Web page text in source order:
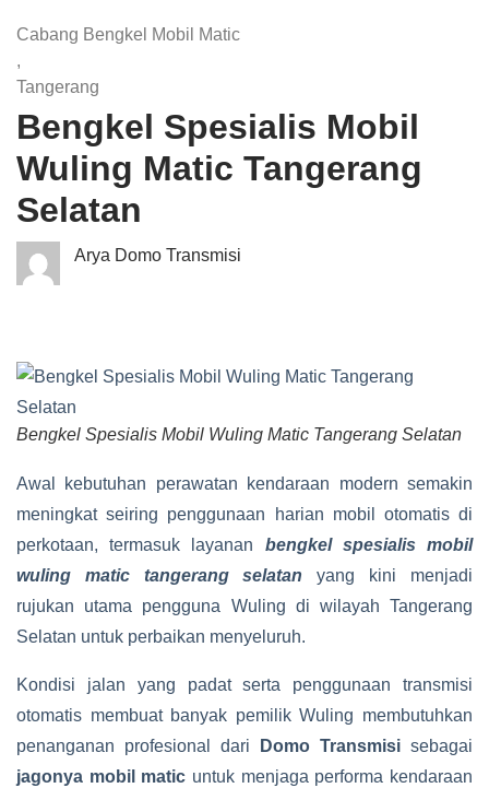
Cabang Bengkel Mobil Matic
,
Tangerang
Bengkel Spesialis Mobil
Wuling Matic Tangerang
Selatan
Arya Domo Transmisi
Bengkel Spesialis Mobil Wuling Matic Tangerang Selatan
Awal kebutuhan perawatan kendaraan modern semakin
meningkat seiring penggunaan harian mobil otomatis di
perkotaan, termasuk layanan bengkel spesialis mobil
wuling matic tangerang selatan yang kini menjadi
rujukan utama pengguna Wuling di wilayah Tangerang
Selatan untuk perbaikan menyeluruh.
Kondisi jalan yang padat serta penggunaan transmisi
otomatis membuat banyak pemilik Wuling membutuhkan
penanganan profesional dari
Domo Transmisi sebagai
jagonya mobil matic untuk menjaga performa kendaraan